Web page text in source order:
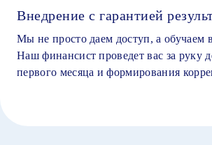
Внедрение с гарантией
Мы не просто даем доступ, а обучаем
Наш финансист проведет вас за руку
первого месяца и формирования